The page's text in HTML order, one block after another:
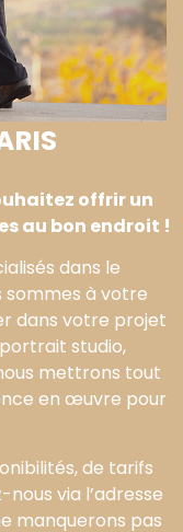
offrir un
au bon endroit !
dans le
à votre
dans votre projet
studio,
mettrons tout
en œuvre pour
de tarifs
via l’adresse
manquerons pas